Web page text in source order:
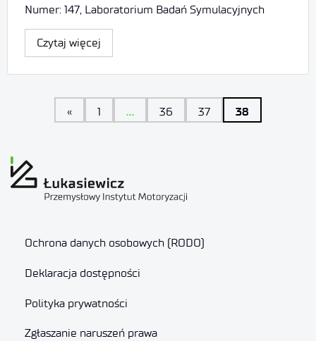
Numer: 147, Laboratorium Badań Symulacyjnych
Czytaj więcej
« 1 … 36 37 38
Ochrona danych osobowych (RODO)
Deklaracja dostępności
Polityka prywatności
Zgłaszanie naruszeń prawa